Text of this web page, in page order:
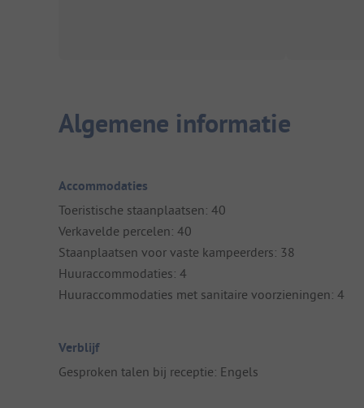
Algemene informatie
Accommodaties
Toeristische staanplaatsen: 40
Verkavelde percelen: 40
Staanplaatsen voor vaste kampeerders: 38
Huuraccommodaties: 4
Huuraccommodaties met sanitaire voorzieningen: 4
Verblijf
Gesproken talen bij receptie: Engels